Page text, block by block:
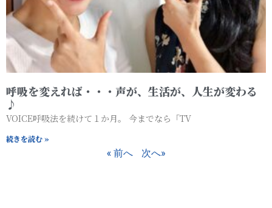
呼吸を変えれば・・・声が、生活が、人生が変わる
♪
VOICE呼吸法を続けて１か月。 今までなら「TV
続きを読む »
« 前へ 次へ»